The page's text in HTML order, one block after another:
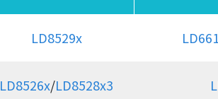
LD8529x
LD8526x/LD8528x3